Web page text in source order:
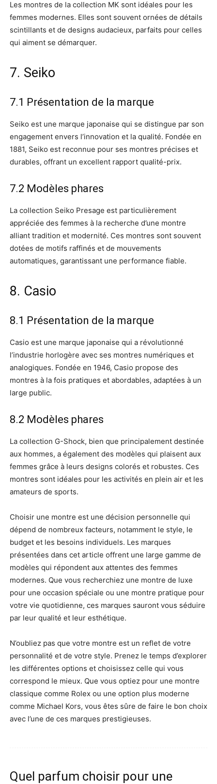
Les montres de la collection MK sont idéales pour les
femmes modernes. Elles sont souvent ornées de détails
scintillants et de designs audacieux, parfaits pour celles
qui aiment se démarquer.
7. Seiko
7.1 Présentation de la marque
Seiko est une marque japonaise qui se distingue par son
engagement envers l’innovation et la qualité. Fondée en
1881, Seiko est reconnue pour ses montres précises et
durables, offrant un excellent rapport qualité-prix.
7.2 Modèles phares
La collection Seiko Presage est particulièrement
appréciée des femmes à la recherche d’une montre
alliant tradition et modernité. Ces montres sont souvent
dotées de motifs raffinés et de mouvements
automatiques, garantissant une performance fiable.
8. Casio
8.1 Présentation de la marque
Casio est une marque japonaise qui a révolutionné
l’industrie horlogère avec ses montres numériques et
analogiques. Fondée en 1946, Casio propose des
montres à la fois pratiques et abordables, adaptées à un
large public.
8.2 Modèles phares
La collection G-Shock, bien que principalement destinée
aux hommes, a également des modèles qui plaisent aux
femmes grâce à leurs designs colorés et robustes. Ces
montres sont idéales pour les activités en plein air et les
amateurs de sports.
Choisir une montre est une décision personnelle qui
dépend de nombreux facteurs, notamment le style, le
budget et les besoins individuels. Les marques
présentées dans cet article offrent une large gamme de
modèles qui répondent aux attentes des femmes
modernes. Que vous recherchiez une montre de luxe
pour une occasion spéciale ou une montre pratique pour
votre vie quotidienne, ces marques sauront vous séduire
par leur qualité et leur esthétique.
N’oubliez pas que votre montre est un reflet de votre
personnalité et de votre style. Prenez le temps d’explorer
les différentes options et choisissez celle qui vous
correspond le mieux. Que vous optiez pour une montre
classique comme Rolex ou une option plus moderne
comme Michael Kors, vous êtes sûre de faire le bon choix
avec l’une de ces marques prestigieuses.
Quel parfum choisir pour une